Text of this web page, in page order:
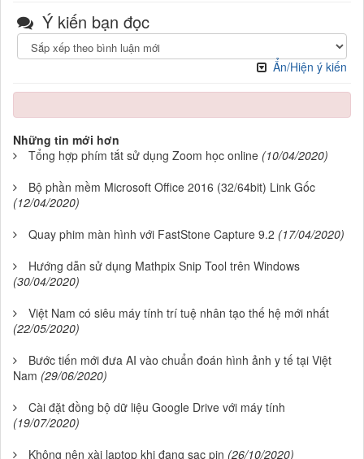
Ý kiến bạn đọc
Ẩn/Hiện ý kiến
Những tin mới hơn
Tổng hợp phím tắt sử dụng Zoom học online (10/04/2020)
Bộ phần mềm Microsoft Office 2016 (32/64bit) Link Gốc
(12/04/2020)
Quay phim màn hình với FastStone Capture 9.2 (17/04/2020)
Hướng dẫn sử dụng Mathpix Snip Tool trên Windows
(30/04/2020)
Việt Nam có siêu máy tính trí tuệ nhân tạo thế hệ mới nhất
(22/05/2020)
Bước tiến mới đưa AI vào chuẩn đoán hình ảnh y tế tại Việt
Nam (29/06/2020)
Cài đặt đồng bộ dữ liệu Google Drive với máy tính
(19/07/2020)
Không nên xài laptop khi đang sạc pin (26/10/2020)